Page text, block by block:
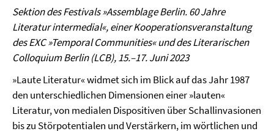
Sektion des Festivals »Assemblage Berlin. 60 Jahre
Literatur intermedial«, einer Kooperationsveranstaltung
des EXC »Temporal Communities« und des Literarischen
Colloquium Berlin (LCB), 15.–17. Juni 2023
»Laute Literatur« widmet sich im Blick auf das Jahr 1987
den unterschiedlichen Dimensionen einer »lauten«
Literatur, von medialen Dispositiven über Schallinvasionen
bis zu Störpotentialen und Verstärkern, im wörtlichen und